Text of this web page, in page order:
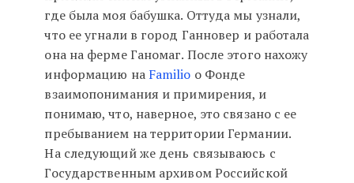
где была моя бабушка. Оттуда мы узнали,
что ее угнали в город Ганновер и работала
она на ферме Ганомаг. После этого нахожу
информацию на Familio о Фонде
взаимопонимания и примирения, и
понимаю, что, наверное, это связано с ее
пребыванием на территории Германии.
На следующий же день связываюсь с
Государственным архивом Российской